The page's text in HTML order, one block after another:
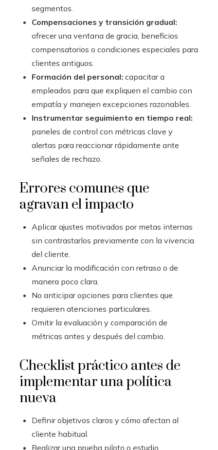
segmentos.
Compensaciones y transición gradual:
ofrecer una ventana de gracia, beneficios
compensatorios o condiciones especiales para
clientes antiguos.
Formación del personal: capacitar a
empleados para que expliquen el cambio con
empatía y manejen excepciones razonables.
Instrumentar seguimiento en tiempo real:
paneles de control con métricas clave y
alertas para reaccionar rápidamente ante
señales de rechazo.
Errores comunes que
agravan el impacto
Aplicar ajustes motivados por metas internas
sin contrastarlos previamente con la vivencia
del cliente.
Anunciar la modificación con retraso o de
manera poco clara.
No anticipar opciones para clientes que
requieren atenciones particulares.
Omitir la evaluación y comparación de
métricas antes y después del cambio.
Checklist práctico antes de
implementar una política
nueva
Definir objetivos claros y cómo afectan al
cliente habitual.
Realizar una prueba piloto o estudio